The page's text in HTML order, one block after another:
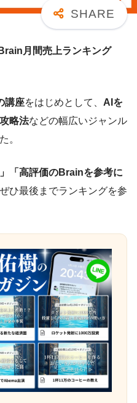
月間売上ランキング
講座をはじめとして、 AIを
略法などの幅広いジャンル
。
「高評価のBrainを参考に
ひ最後までランキングを参